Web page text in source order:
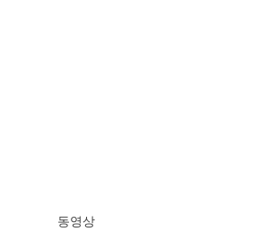
동영상